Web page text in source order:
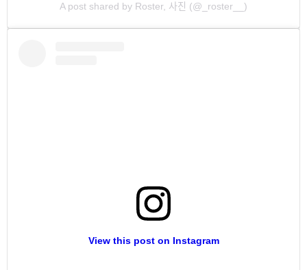
A post shared by Roster, 사진 (@_roster__)
View this post on Instagram